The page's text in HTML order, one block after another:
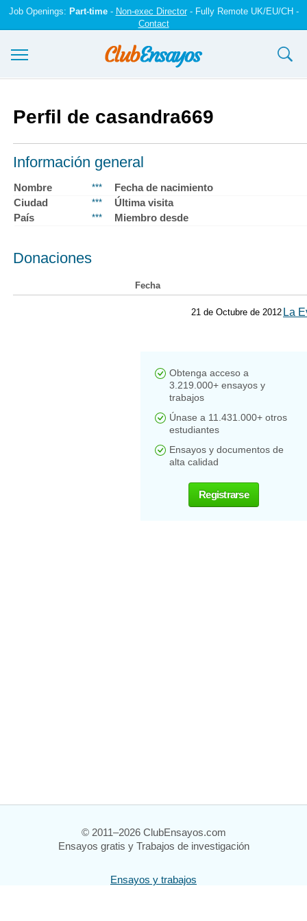
Job Openings: Part-time- Non-exec Director- Fully Remote UK/EU/CH -
Contact
Registrarse
Iniciar sesión
Contáctenos
Perfil de casandra669
Información general
Nombre ***
Fecha de nacimiento
Ciudad
***
Última visita
País
*** Miembro desde
Donaciones
Fecha
21 de Octubre de 2012 La
Obtenga acceso a
3.219.000+ ensayos y
trabajos
Únase a 11.431.000+ otros
estudiantes
Ensayos y documentos de
alta calidad
Registrarse
© 2011–2026 ClubEnsayos.com
Ensayos gratis y Trabajos de investigación
Ensayos y trabajos